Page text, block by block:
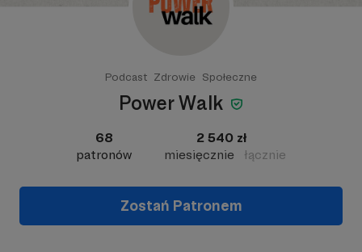
Podcast Zdrowie Społeczne
Power Walk
68
patronów
2 540 zł
miesięcznie
łącznie
Zostań Patronem